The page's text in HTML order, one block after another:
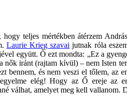
teljes mértékben átérzem
Laurie Krieg szavai jutnak róla
együtt. Ő ezt mondta: „Ez a
iránt (rajtam kívül) – nem Isten
és nem veszi el tőlem, az
elég! Hogy az Ő ereje az
válhat, amelyet meg kell